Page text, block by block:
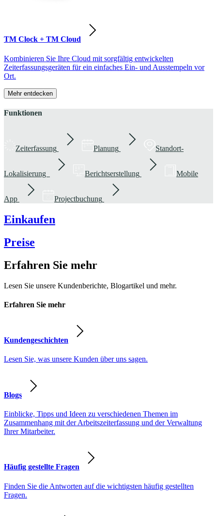
TM Clock + TM Cloud
Kombinieren Sie Ihre Cloud mit sorgfältig entwickelten
Zeiterfassungsgeräten für ein einfaches Ein- und Ausstempeln vor
Ort.
Mehr entdecken
Funktionen
Zeiterfassung Planung Standort-
Lokalisierung Berichtserstellung Mobile
App Projectbuchung
Einkaufen
Preise
Erfahren Sie mehr
Lesen Sie unsere Kundenberichte, Blogartikel und mehr.
Erfahren Sie mehr
Kundengeschichten
Lesen Sie, was unsere Kunden über uns sagen.
Blogs
Einblicke, Tipps und Ideen zu verschiedenen Themen im
Zusammenhang mit der Arbeitszeiterfassung und der Verwaltung
Ihrer Mitarbeiter.
Häufig gestellte Fragen
Finden Sie die Antworten auf die wichtigsten häufig gestellten
Fragen.